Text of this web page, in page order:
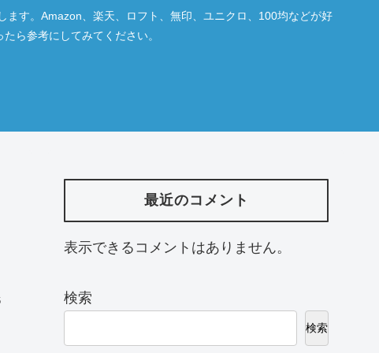
す。Amazon、楽天、ロフト、無印、ユニクロ、100均などが好
ら参考にしてみてください。
最近のコメント
表示できるコメントはありません。
検索
検索